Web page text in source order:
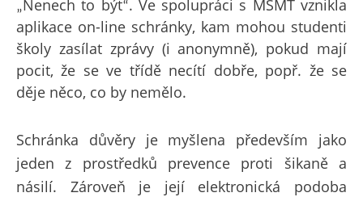
„Nenech to být“. Ve spolupráci s MŠMT vznikla
aplikace on-line schránky, kam mohou studenti
školy zasílat zprávy (i anonymně), pokud mají
pocit, že se ve třídě necítí dobře, popř. že se
děje něco, co by nemělo.
Schránka důvěry je myšlena především jako
jeden z prostředků prevence proti šikaně a
násilí. Zároveň je její elektronická podoba